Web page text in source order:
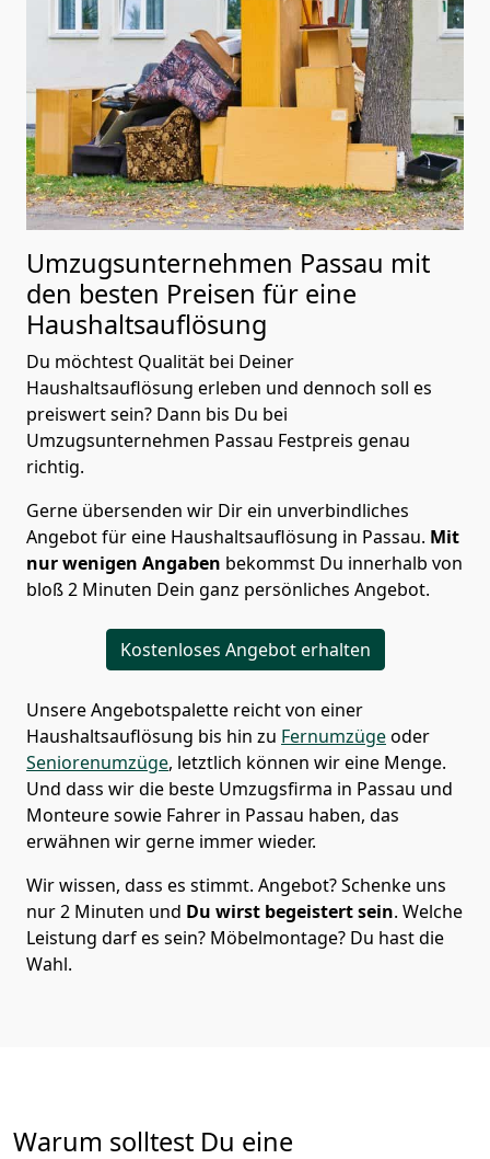
Umzugsunternehmen Passau mit
den besten Preisen für eine
Haushaltsauflösung
Du möchtest Qualität bei Deiner
Haushaltsauflösung erleben und dennoch soll es
preiswert sein? Dann bis Du bei
Umzugsunternehmen Passau Festpreis genau
richtig.
Gerne übersenden wir Dir ein unverbindliches
Angebot für eine Haushaltsauflösung in Passau. Mit
nur wenigen Angaben bekommst Du innerhalb von
bloß 2 Minuten Dein ganz persönliches Angebot.
Kostenloses Angebot erhalten
Unsere Angebotspalette reicht von einer
Haushaltsauflösung bis hin zu Fernumzügeoder
Seniorenumzüge, letztlich können wir eine Menge.
Und dass wir die beste Umzugsfirma in Passau und
Monteure sowie Fahrer in Passau haben, das
erwähnen wir gerne immer wieder.
Wir wissen, dass es stimmt. Angebot? Schenke uns
nur 2 Minuten und Du wirst begeistert sein. Welche
Leistung darf es sein? Möbelmontage? Du hast die
Wahl.
Warum solltest Du eine